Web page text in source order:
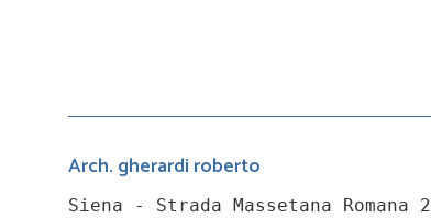
Arch. gherardi roberto
Siena - Strada Massetana Romana 2